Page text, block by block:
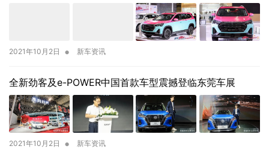
2021年10月2日 • 新车资讯
全新劲客及e-POWER中国首款车型震撼登临东莞车展
2021年10月2日 • 新车资讯